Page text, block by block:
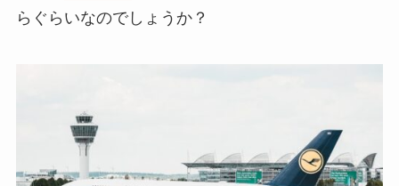
らぐらいなのでしょうか？